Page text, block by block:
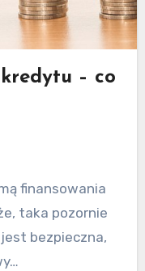
– co
finansowania
taka pozornie
bezpieczna,